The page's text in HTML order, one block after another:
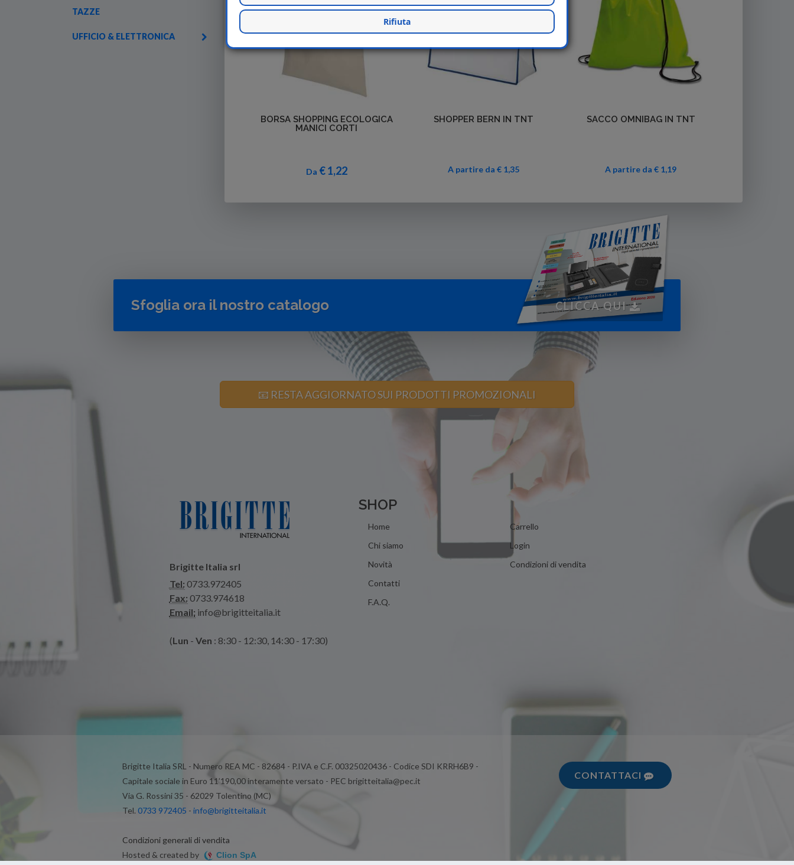
TAZZE
UFFICIO & ELETTRONICA
Dettagli
BORSA SHOPPING ECOLOGICA
MANICI CORTI
Da € 1,22
Dettagli
SHOPPER BERN IN TNT
A partire da € 1,35
Dettagli
SACCO OMNIBAG IN TNT
A partire da € 1,19
Sfoglia ora il nostro catalogo CLICCA QUI
📧 RESTA AGGIORNATO SUI PRODOTTI PROMOZIONALI
Brigitte Italia srl
Tel: 0733.972405
Fax: 0733.974618
Email: info@brigitteitalia.it
(Lun - Ven : 8:30 - 12:30, 14:30 - 17:30)
SHOP
Home
Chi siamo
Novità
Contatti
F.A.Q.
Carrello
Login
Condizioni di vendita
Brigitte Italia SRL - Numero REA MC - 82684 - P.IVA e C.F. 00325020436 - Codice SDI KRRH6B9 -
Capitale sociale in Euro 11’190,00 interamente versato - PEC brigitteitalia@pec.it
Via G. Rossini 35 - 62029 Tolentino (MC)
Tel. 0733 972405 - info@brigitteitalia.it
Condizioni generali di vendita
Hosted & created by
Clion SpA
CONTATTACI
Rifiuta